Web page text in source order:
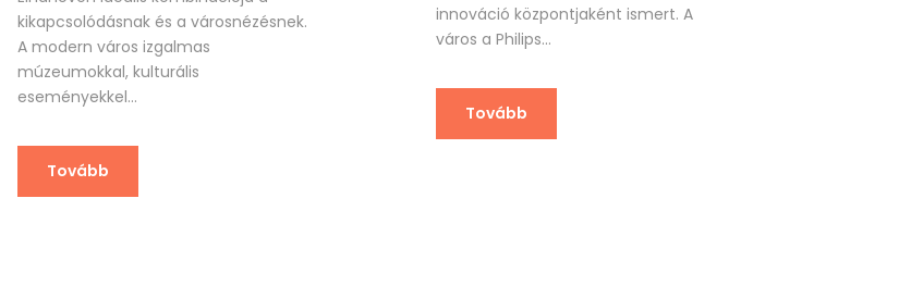
kikapcsolódásnak és a városnézésnek.
A modern város izgalmas
múzeumokkal, kulturális
eseményekkel...
Tovább
innováció központjaként ismert. A
város a Philips...
Tovább